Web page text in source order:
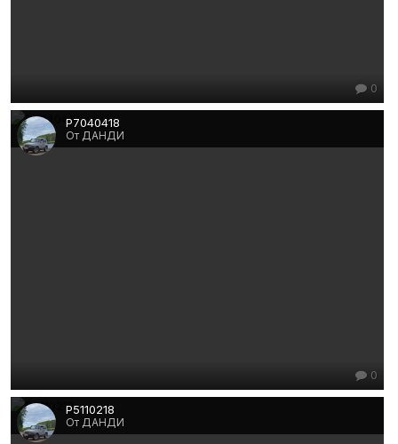
0
P7040418
От ДАНДИ
0
P5110218
От ДАНДИ